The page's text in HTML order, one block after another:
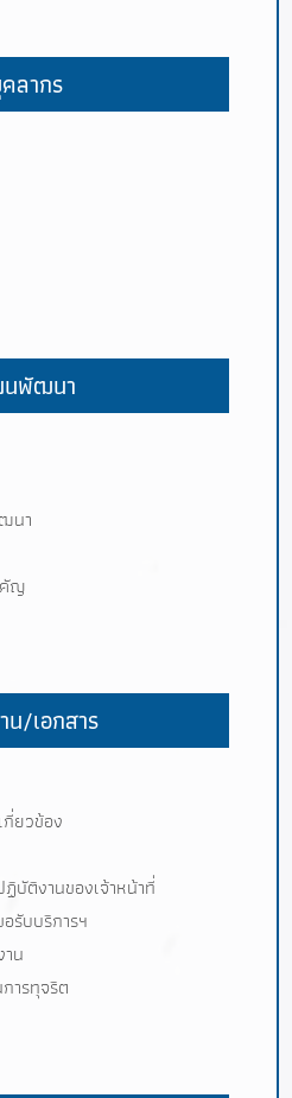
ลากร
พัฒนา
นา
ญ
น/เอกสาร
ยวข้อง
บัติงานของเจ้าหน้าที่
รับบริการฯ
น
ารทุจริต